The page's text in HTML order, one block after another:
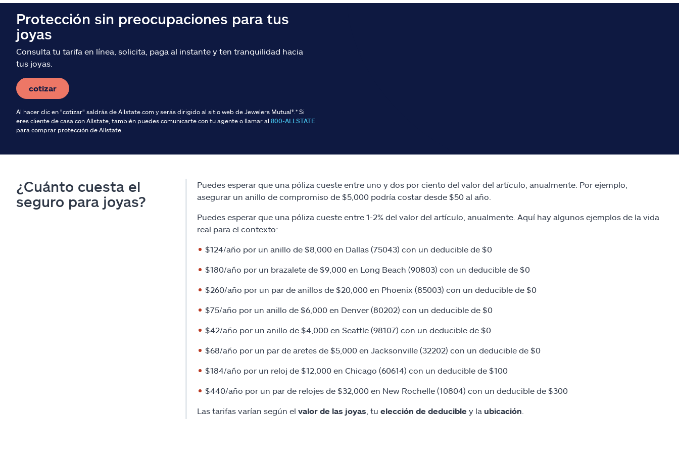
Protección sin preocupaciones para tus
joyas
Consulta tu tarifa en línea, solicita, paga al instante y ten tranquilidad hacia
tus joyas.
cotizar
Al hacer clic en "cotizar" saldrás de Allstate.com y serás dirigido al sitio web de Jewelers Mutual®.* Si
eres cliente de casa con Allstate, también puedes comunicarte con tu agente o llamar al 800-ALLSTATE
para comprar protección de Allstate.
¿Cuánto cuesta el
seguro para joyas?
Puedes esperar que una póliza cueste entre uno y dos por ciento del valor del artículo, anualmente. Por ejemplo,
asegurar un anillo de compromiso de $5,000 podría costar desde $50 al año.
Puedes esperar que una póliza cueste entre 1-2% del valor del artículo, anualmente. Aquí hay algunos ejemplos de la vida
real para el contexto:
$124/año por un anillo de $8,000 en Dallas (75043) con un deducible de $0
$180/año por un brazalete de $9,000 en Long Beach (90803) con un deducible de $0
$260/año por un par de anillos de $20,000 en Phoenix (85003) con un deducible de $0
$75/año por un anillo de $6,000 en Denver (80202) con un deducible de $0
$42/año por un anillo de $4,000 en Seattle (98107) con un deducible de $0
$68/año por un par de aretes de $5,000 en Jacksonville (32202) con un deducible de $0
$184/año por un reloj de $12,000 en Chicago (60614) con un deducible de $100
$440/año por un par de relojes de $32,000 en New Rochelle (10804) con un deducible de $300
Las tarifas varían según el valor de las joyas , tu elección de deducible y la ubicación